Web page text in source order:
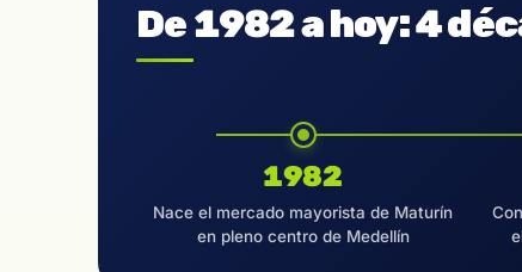
De 1982 a hoy: 4
1982
Nace el mercado mayorista de Maturín
en pleno centro de Medellín